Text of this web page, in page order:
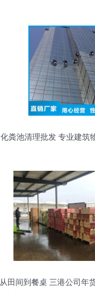
化粪池清理批发 专业建筑
从田间到餐桌 三港公司年